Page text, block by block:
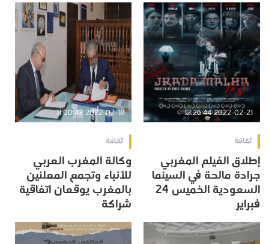
2022-02-21 12:26:44
ثقافة
إطلاق الفيلم المغربي
جرادة مالحة في السينما
السعودية الخميس 24
فبراير
2022-02-18 11:00:43
ثقافة
وكالة المغرب العربي
للأنباء وتجمع المعلنين
بالمغرب يوقعان اتفاقية
شراكة